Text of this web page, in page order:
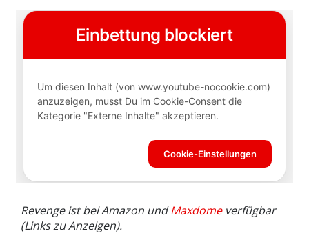
Revenge ist bei Amazon undMaxdomeverfügbar
(Links zu Anzeigen).